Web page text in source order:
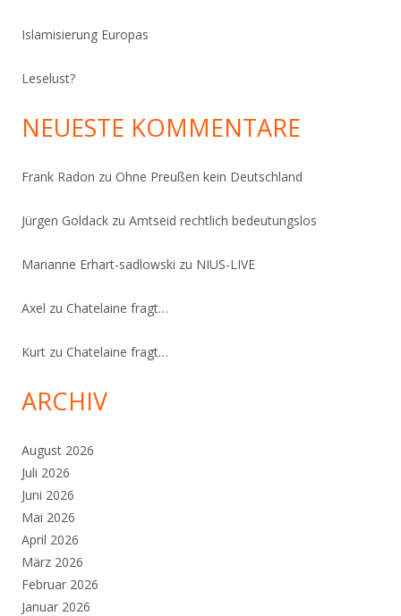
Islamisierung Europas
Leselust?
NEUESTE KOMMENTARE
Frank Radon zu Ohne Preußen kein Deutschland
Jürgen Goldack zu Amtseid rechtlich bedeutungslos
Marianne Erhart-sadlowski zu NIUS-LIVE
Axel zu Chatelaine fragt…
Kurt zu Chatelaine fragt…
ARCHIV
August 2026
Juli 2026
Juni 2026
Mai 2026
April 2026
März 2026
Februar 2026
Januar 2026